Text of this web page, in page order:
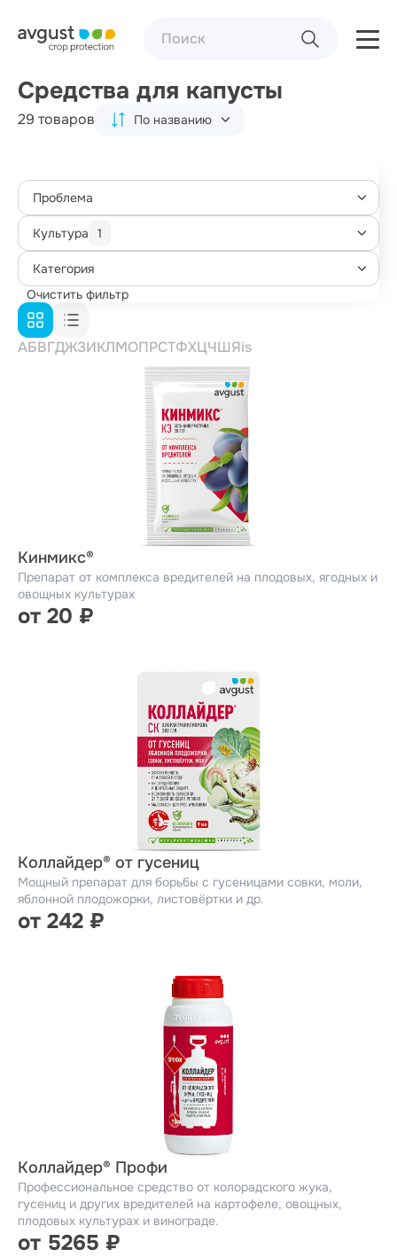
Средства для капусты
29 товаров По названию
Проблема
Культура 1
Категория
Очистить фильтр
АБВГДЖЗИКЛМОПРСТФХЦЧШЯis
Кинмикс®
Препарат от комплекса вредителей на плодовых, ягодных и
овощных культурах
от 20 ₽
Коллайдер® от гусениц
Мощный препарат для борьбы с гусеницами совки, моли,
яблонной плодожорки, листовёртки и др.
от 242 ₽
Коллайдер® Профи
Профессиональное средство от колорадского жука,
гусениц и других вредителей на картофеле, овощных,
плодовых культурах и винограде.
от 5265 ₽